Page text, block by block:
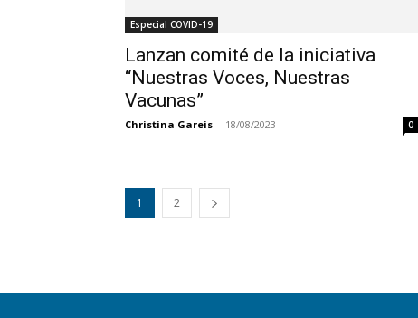
Especial COVID-19
Lanzan comité de la iniciativa
“Nuestras Voces, Nuestras
Vacunas”
Christina Gareis - 18/08/2023 0
1 2